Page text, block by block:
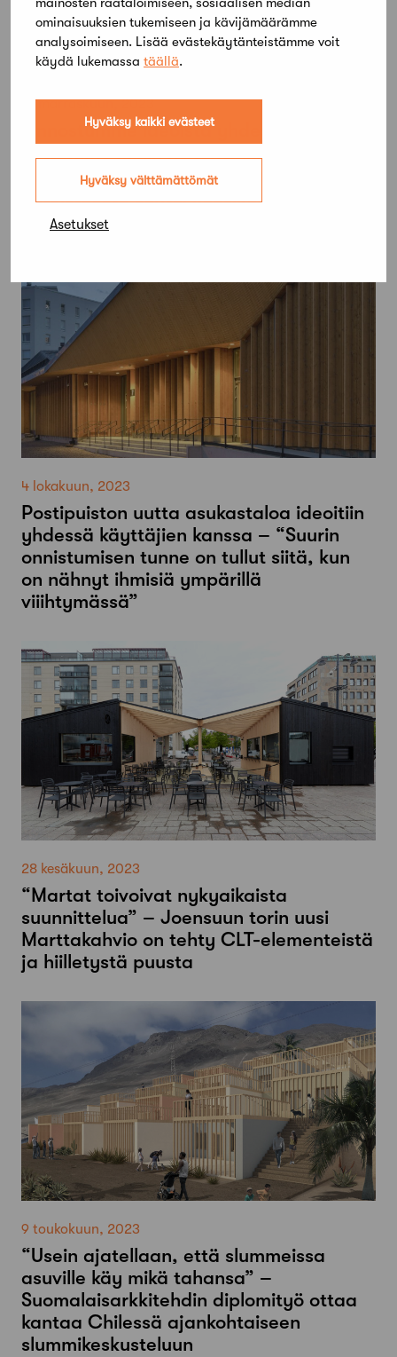
ominaisuuksien tukemiseen ja kävijämäärämme
analysoimiseen. Lisää evästekäytänteistämme voit
käydä lukemassa täällä.
Hyväksy kaikki evästeet
Hyväksy välttämättömät
Asetukset
14 marraskuun, 2023
“Innostumme ideoista yhdessä ja
katsomme mihin ne johtavat” –
Arkkitehdin ja kuvataiteilijan
yhteistyöstä syntyi kuusikulmainen
puutalo, joka on täynnä taidetta
4 lokakuun, 2023
Postipuiston uutta asukastaloa ideoitiin
yhdessä käyttäjien kanssa – “Suurin
onnistumisen tunne on tullut siitä, kun
on nähnyt ihmisiä ympärillä
viiihtymässä”
28 kesäkuun, 2023
“Martat toivoivat nykyaikaista
suunnittelua” – Joensuun torin uusi
Marttakahvio on tehty CLT-elementeistä
ja hiilletystä puusta
9 toukokuun, 2023
“Usein ajatellaan, että slummeissa
asuville käy mikä tahansa” –
Suomalaisarkkitehdin diplomityö ottaa
kantaa Chilessä ajankohtaiseen
slummikeskusteluun